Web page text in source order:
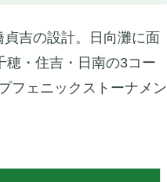
吉の設計。日向灘に面
穂・住吉・日南の3コー
フェニックストーナメン